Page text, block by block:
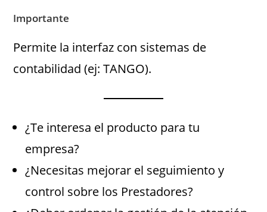
Importante
Permite la interfaz con sistemas de
contabilidad (ej: TANGO).
¿Te interesa el producto para tu
empresa?
¿Necesitas mejorar el seguimiento y
control sobre los Prestadores?